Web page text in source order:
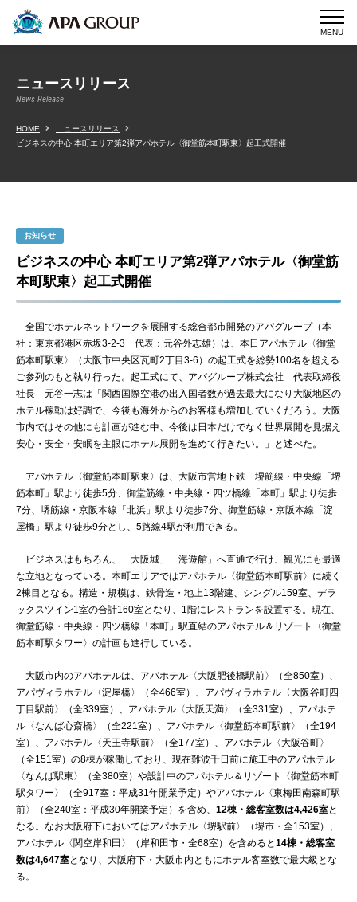
MENU
ニュースリリース
News Release
HOME
ニュースリリース
ビジネスの中心 本町エリア第2弾アパホテル〈御堂筋本町駅東〉起工式開催
お知らせ
ビジネスの中心 本町エリア第2弾アパホテル〈御堂筋
本町駅東〉起工式開催
全国でホテルネットワークを展開する総合都市開発のアパグループ（本
社：東京都港区赤坂3-2-3 代表：元谷外志雄）は、本日アパホテル〈御堂
筋本町駅東〉（大阪市中央区瓦町2丁目3-6）の起工式を総勢100名を超える
ご参列のもと執り行った。起工式にて、アパグループ株式会社 代表取締役
社長 元谷一志は「関西国際空港の出入国者数が過去最大になり大阪地区の
ホテル稼動は好調で、今後も海外からのお客様も増加していくだろう。大阪
市内ではその他にも計画が進む中、今後は日本だけでなく世界展開を見据え
安心・安全・安眠を主眼にホテル展開を進めて行きたい。」と述べた。
アパホテル〈御堂筋本町駅東〉は、大阪市営地下鉄 堺筋線・中央線「堺
筋本町」駅より徒歩5分、御堂筋線・中央線・四ツ橋線「本町」駅より徒歩
7分、堺筋線・京阪本線「北浜」駅より徒歩7分、御堂筋線・京阪本線「淀
屋橋」駅より徒歩9分とし、5路線4駅が利用できる。
ビジネスはもちろん、「大阪城」「海遊館」へ直通で行け、観光にも最適
な立地となっている。本町エリアではアパホテル〈御堂筋本町駅前〉に続く
2棟目となる。構造・規模は、鉄骨造・地上13階建、シングル159室、デラ
ックスツイン1室の合計160室となり、1階にレストランを設置する。現在、
御堂筋線・中央線・四ツ橋線「本町」駅直結のアパホテル＆リゾート〈御堂
筋本町駅タワー〉の計画も進行している。
大阪市内のアパホテルは、アパホテル〈大阪肥後橋駅前〉（全850室）、
アパヴィラホテル〈淀屋橋〉（全466室）、アパヴィラホテル〈大阪谷町四
丁目駅前〉（全339室）、アパホテル〈大阪天満〉（全331室）、アパホテ
ル〈なんば心斎橋〉（全221室）、アパホテル〈御堂筋本町駅前〉（全194
室）、アパホテル〈天王寺駅前〉（全177室）、アパホテル〈大阪谷町〉
（全151室）の8棟が稼働しており、現在難波千日前に施工中のアパホテル
〈なんば駅東〉（全380室）や設計中のアパホテル＆リゾート〈御堂筋本町
駅タワー〉（全917室：平成31年開業予定）やアパホテル〈東梅田南森町駅
前〉（全240室：平成30年開業予定）を含め、 12棟・総客室数は4,426室と
なる。なお大阪府下においてはアパホテル〈堺駅前〉（堺市・全153室）、
アパホテル〈関空岸和田〉（岸和田市・全68室）を含めると14棟・総客室
数は4,647室となり、大阪府下・大阪市内ともにホテル客室数で最大級とな
る。